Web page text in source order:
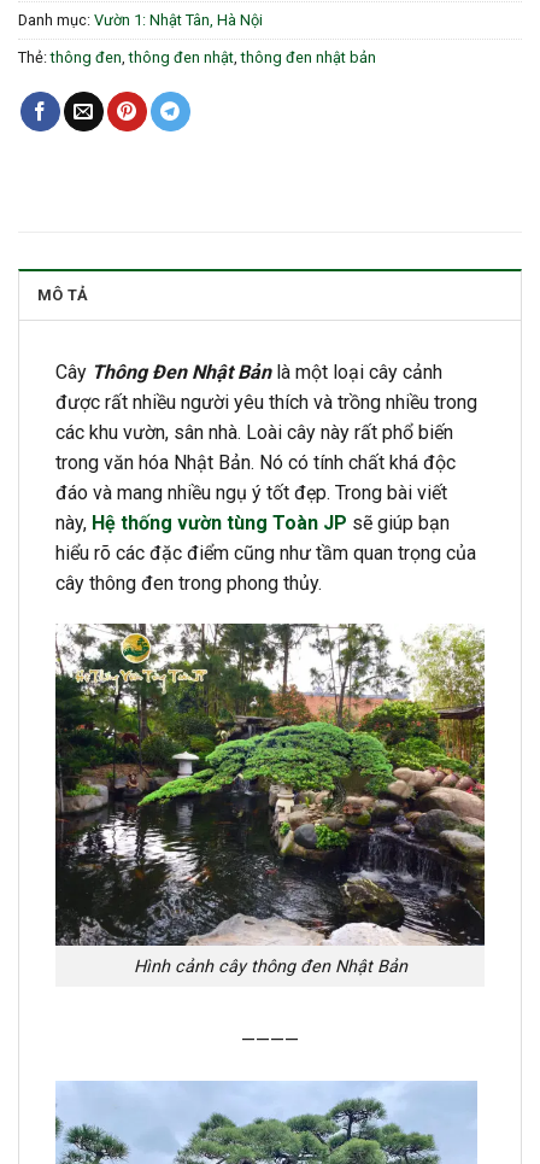
Danh mục: Vườn 1: Nhật Tân, Hà Nội
Thẻ:thông đen,thông đen nhật,thông đen nhật bản
MÔ TẢ
Cây Thông Đen Nhật Bảnlà một loại cây cảnh
được rất nhiều người yêu thích và trồng nhiều trong
các khu vườn, sân nhà. Loài cây này rất phổ biến
trong văn hóa Nhật Bản. Nó có tính chất khá độc
đáo và mang nhiều ngụ ý tốt đẹp. Trong bài viết
này, Hệ thống vườn tùng Toàn JP sẽ giúp bạn
hiểu rõ các đặc điểm cũng như tầm quan trọng của
cây thông đen trong phong thủy.
Hình cảnh cây thông đen Nhật Bản
————